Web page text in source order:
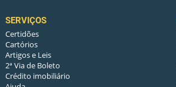
SERVIÇOS
Certidões
Cartórios
Artigos e Leis
2ª Via de Boleto
Crédito imobiliário